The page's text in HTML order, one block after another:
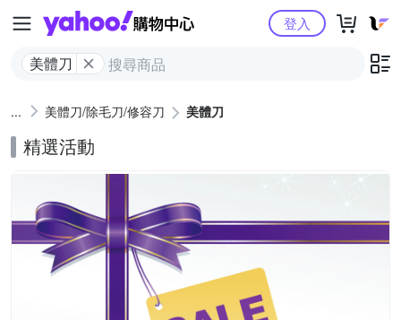
Yahoo購物中心
美體刀
登入
美體刀/除毛刀/修容刀 美體刀
精選活動